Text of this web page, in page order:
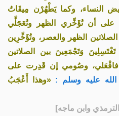
النساء، وكما يَطْهُرْن مِيقَاتُ
أن تُؤَخِّري الظهر وتُعَجَلِّي
الظهر والعصر، وتُؤَخِّرِين
وَتَجْمَعِينَ بين الصلاتين
فافْعَلي، وصُومي إن قَدِرت على
عليه وسلم : «وهذا أَعْجَبُ
وابن ماجه]